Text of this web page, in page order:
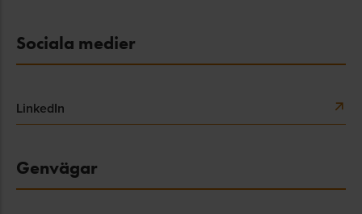
Sociala medier
LinkedIn
Genvägar